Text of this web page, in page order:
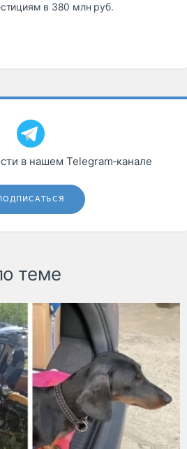
в 380 млн руб.
в нашем Telegram‑канале
теме